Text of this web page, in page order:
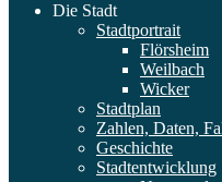
Die Stadt
Stadtportrait
Flörsheim
Weilbach
Wicker
Stadtplan
Zahlen, Daten,
Geschichte
Stadtentwicklung